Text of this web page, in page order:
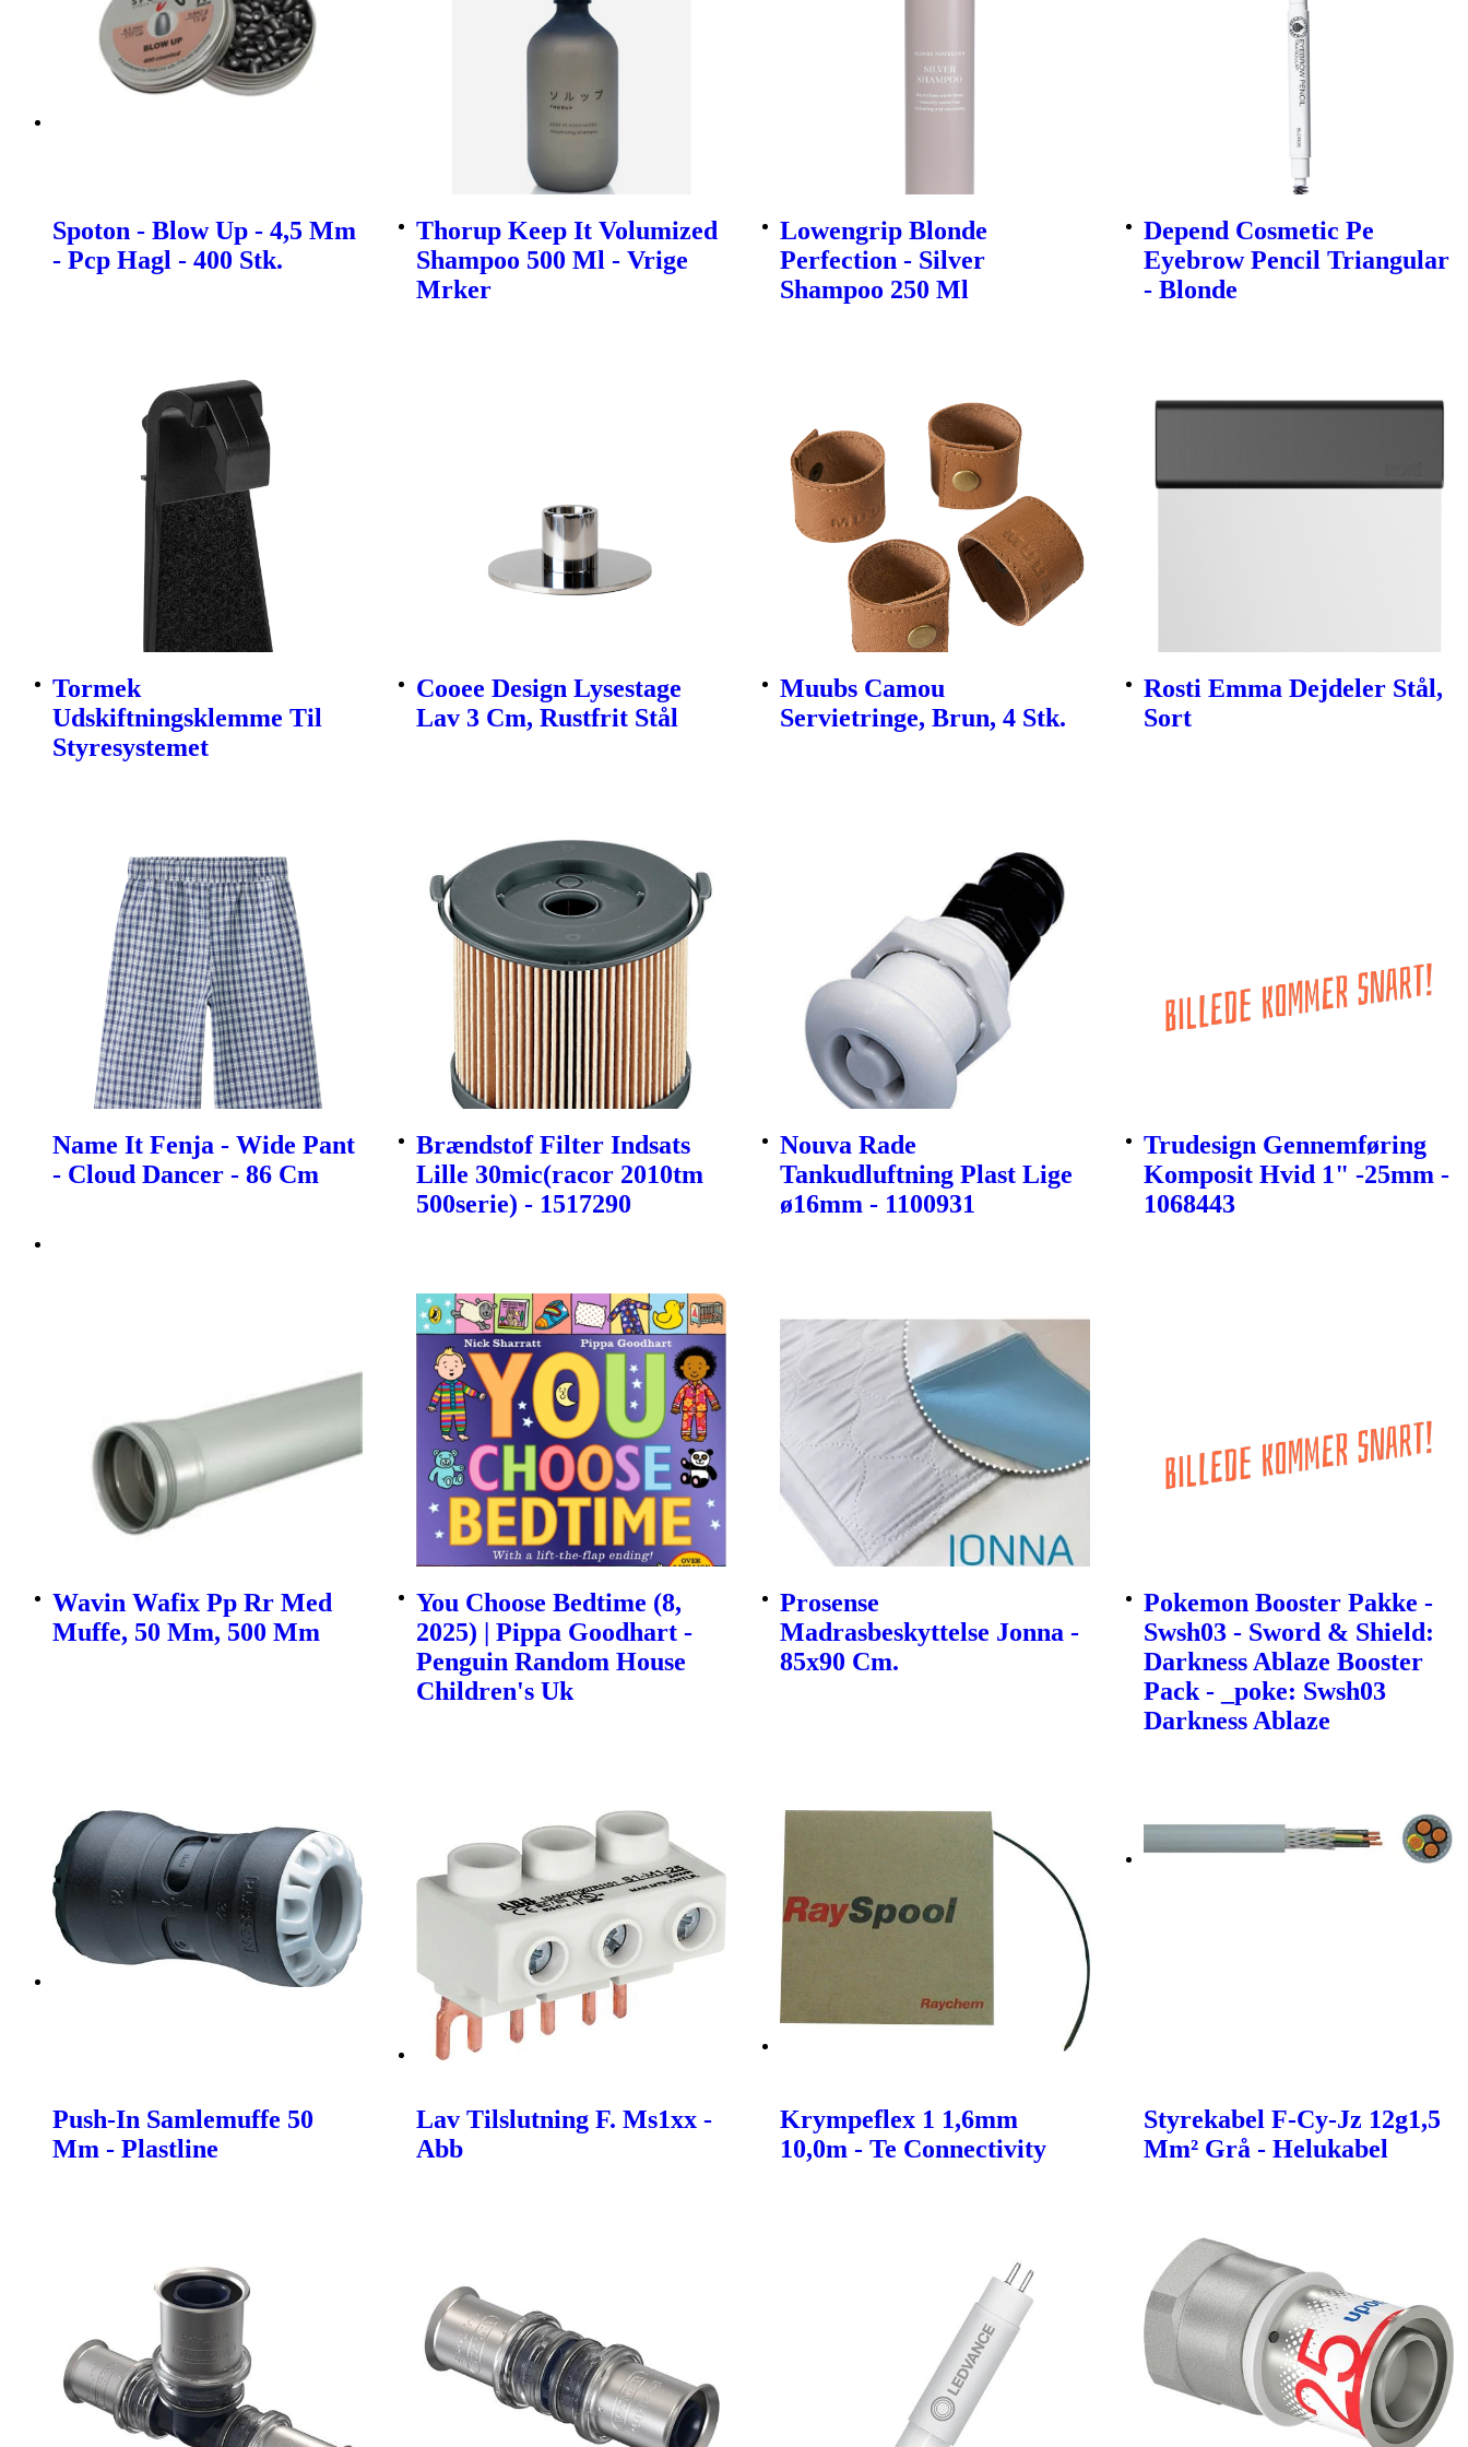
Spoton - Blow Up - 4,5 Mm
- Pcp Hagl - 400 Stk.
Thorup Keep It Volumized
Shampoo 500 Ml - Vrige
Mrker
Lowengrip Blonde
Perfection - Silver
Shampoo 250 Ml
Depend Cosmetic Pe
Eyebrow Pencil Triangular
- Blonde
Tormek
Udskiftningsklemme Til
Styresystemet
Cooee Design Lysestage
Lav 3 Cm, Rustfrit Stål
Muubs Camou
Servietringe, Brun, 4 Stk.
Rosti Emma Dejdeler Stål,
Sort
Name It Fenja - Wide Pant
- Cloud Dancer - 86 Cm
Brændstof Filter Indsats
Lille 30mic(racor 2010tm
500serie) - 1517290
Nouva Rade
Tankudluftning Plast Lige
ø16mm - 1100931
Trudesign Gennemføring
Komposit Hvid 1" -25mm -
1068443
Wavin Wafix Pp Rr Med
Muffe, 50 Mm, 500 Mm
You Choose Bedtime (8,
2025) | Pippa Goodhart -
Penguin Random House
Children's Uk
Prosense
Madrasbeskyttelse Jonna -
85x90 Cm.
Pokemon Booster Pakke -
Swsh03 - Sword & Shield:
Darkness Ablaze Booster
Pack - _poke: Swsh03
Darkness Ablaze
Push-In Samlemuffe 50
Mm - Plastline
Lav Tilslutning F. Ms1xx -
Abb
Krympeflex 1 1,6mm
10,0m - Te Connectivity
Styrekabel F-Cy-Jz 12g1,5
Mm² Grå - Helukabel